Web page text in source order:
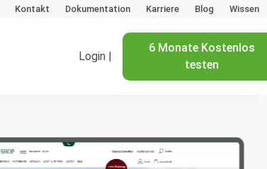
Kontakt Dokumentation Karriere Blog Wissen
Login |
6 Monate Kostenlos
testen